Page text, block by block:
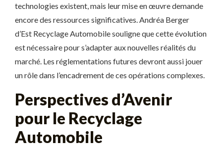
technologies existent, mais leur mise en œuvre demande
encore des ressources significatives. Andréa Berger
d’Est Recyclage Automobile souligne que cette évolution
est nécessaire pour s’adapter aux nouvelles réalités du
marché. Les réglementations futures devront aussi jouer
un rôle dans l’encadrement de ces opérations complexes.
Perspectives d’Avenir
pour le Recyclage
Automobile